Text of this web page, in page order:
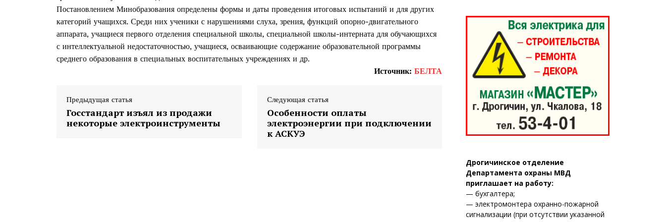
Постановлением Минобразования определены формы и даты проведения итоговых испытаний и для других
категорий учащихся. Среди них ученики с нарушениями слуха, зрения, функций опорно-двигательного
аппарата, учащиеся первого отделения специальной школы, специальной школы-интерната для обучающихся
с интеллектуальной недостаточностью, учащиеся, осваивающие содержание образовательной программы
среднего образования в специальных воспитательных учреждениях и др.
Источник:БЕЛТА
Предыдущая статья
Госстандарт изъял из продажи
некоторые электроинструменты
Следующая статья
Особенности оплаты
электроэнергии при подключении
к АСКУЭ
Дрогичинское отделение
Департамента охраны МВД
приглашает на работу:
— бухгалтера;
— электромонтера охранно-пожарной
сигнализации (при отсутствии указанной